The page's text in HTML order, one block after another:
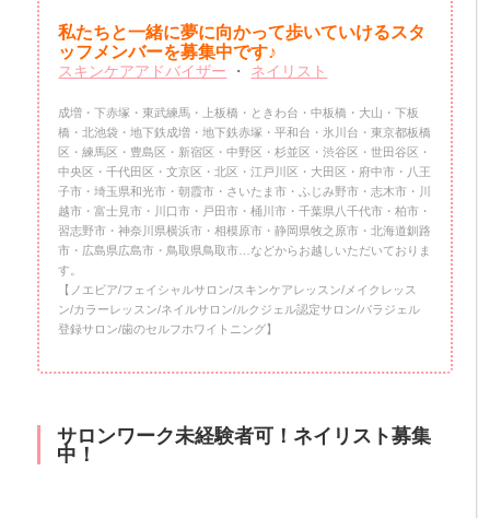
私たちと一緒に夢に向かって歩いていけるスタ
ッフメンバーを募集中です♪
スキンケアアドバイザー ・ ネイリスト
成増・下赤塚・東武練馬・上板橋・ときわ台・中板橋・大山・下板
橋・北池袋・地下鉄成増・地下鉄赤塚・平和台・氷川台・東京都板橋
区・練馬区・豊島区・新宿区・中野区・杉並区・渋谷区・世田谷区・
中央区・千代田区・文京区・北区・江戸川区・大田区・府中市・八王
子市・埼玉県和光市・朝霞市・さいたま市・ふじみ野市・志木市・川
越市・富士見市・川口市・戸田市・桶川市・千葉県八千代市・柏市・
習志野市・神奈川県横浜市・相模原市・静岡県牧之原市・北海道釧路
市・広島県広島市・鳥取県鳥取市…などからお越しいただいておりま
す。
【ノエビア/フェイシャルサロン/スキンケアレッスン/メイクレッス
ン/カラーレッスン/ネイルサロン/ルクジェル認定サロン/パラジェル
登録サロン/歯のセルフホワイトニング】
サロンワーク未経験者可！ネイリスト募集
中！